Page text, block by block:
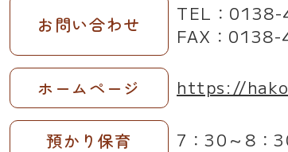
お問い合わせ
TEL：
FAX：
ホームページ https://
預かり保育 7：30～8：